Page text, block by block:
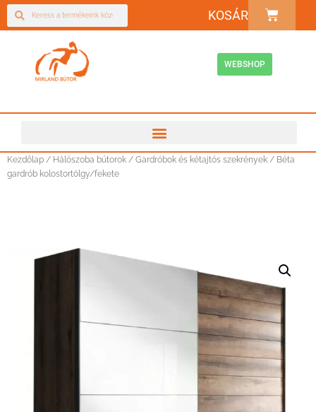
KOSÁR
WEBSHOP
Kezdőlap / Hálószoba bútorok / Gardróbok és kétajtós szekrények / Béta
gardrób kolostortölgy/fekete